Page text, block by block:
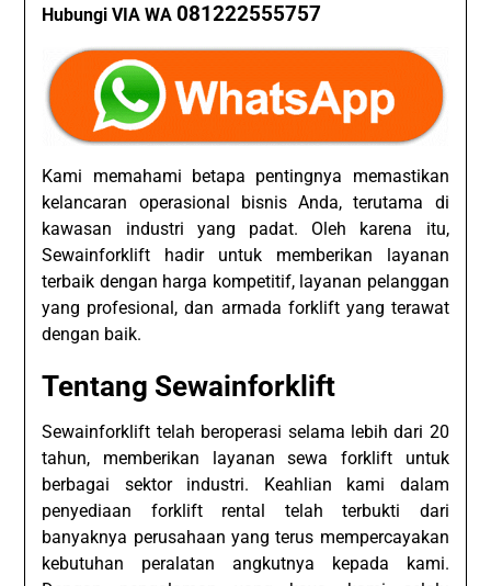
Hubungi VIA WA081222555757
Kami memahami betapa pentingnya memastikan
kelancaran operasional bisnis Anda, terutama di
kawasan industri yang padat. Oleh karena itu,
Sewainforklift hadir untuk memberikan layanan
terbaik dengan harga kompetitif, layanan pelanggan
yang profesional, dan armada forklift yang terawat
dengan baik.
Tentang Sewainforklift
Sewainforklift telah beroperasi selama lebih dari 20
tahun, memberikan layanan sewa forklift untuk
berbagai sektor industri. Keahlian kami dalam
penyediaan forklift rental telah terbukti dari
banyaknya perusahaan yang terus mempercayakan
kebutuhan peralatan angkutnya kepada kami.